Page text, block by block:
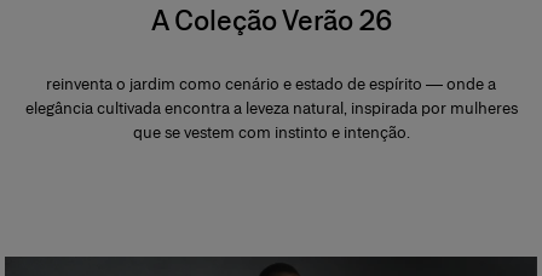
A Coleção Verão 26
reinventa o jardim como cenário e estado de espírito — onde a
elegância cultivada encontra a leveza natural, inspirada por mulheres
que se vestem com instinto e intenção.